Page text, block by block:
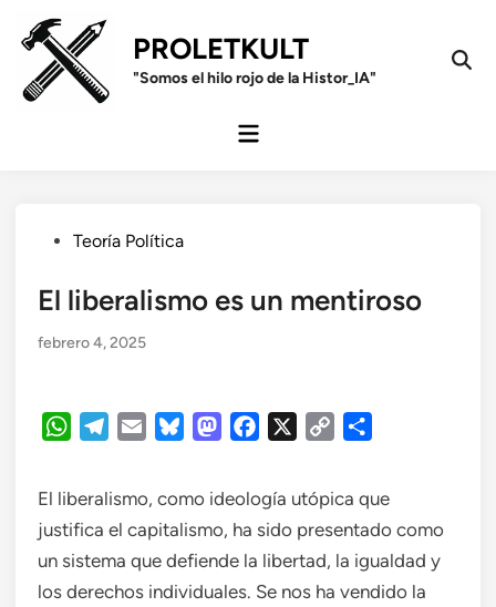
contenido
PROLETKULT
"Somos el hilo rojo de la Histor_IA"
Open
Menú
Publicado
Teoría Política
El liberalismo es un mentiroso
febrero 4, 2025
WhatsAppTelegram
Email BlueskyMastodonFacebook
Copy
El liberalismo, como ideología utópica que
justifica el capitalismo, ha sido presentado como
un sistema que defiende la libertad, la igualdad y
los derechos individuales. Se nos ha vendido la